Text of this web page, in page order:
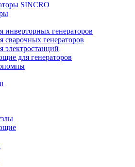
SINCRO
инверторных генераторов
сварочных генераторов
электростанций
для генераторов